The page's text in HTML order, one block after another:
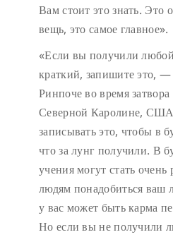
Вам стоит это знать. Это
вещь, это самое главное».
«Если вы получили
краткий, запишите это, —
Ринпоче во время
Северной Каролине,
записывать это, чтобы в
что за лунг получили. В
учения могут стать
людям понадобиться ваш
у вас может быть карма
Но если вы не получили